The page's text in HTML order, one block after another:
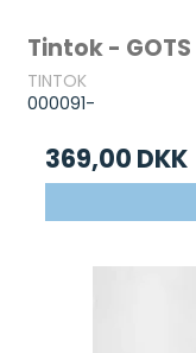
Tintok -
TINTOK
000091-
369,00 DKK